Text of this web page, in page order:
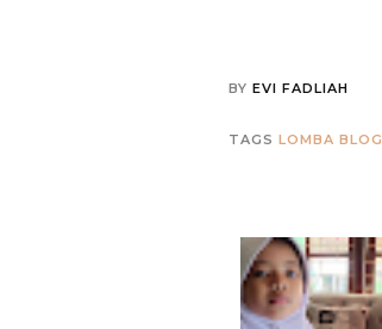
BY EVI FADLIAH
TAGS LOMBA BLOG